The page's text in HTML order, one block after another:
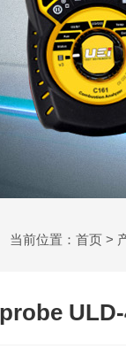
当前位置： 首页 >